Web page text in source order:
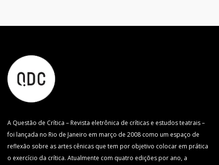
A Questão de Crítica – Revista eletrônica de críticas e estudos teatrais –
foi lançada no Rio de Janeiro em março de 2008 como um espaço de
reflexão sobre as artes cênicas que tem por objetivo colocar em prática
o exercício da crítica. Atualmente com quatro edições por ano, a